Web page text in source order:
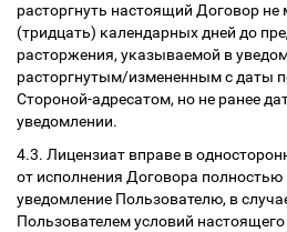
расторгнуть настоящий Договор не
(тридцать) календарных дней до
расторжения, указываемой в
расторгнутым/измененным с даты
Стороной-адресатом, но не ранее
уведомлении.
4.3. Лицензиат вправе в
от исполнения Договора полностью
уведомление Пользователю, в
Пользователем условий